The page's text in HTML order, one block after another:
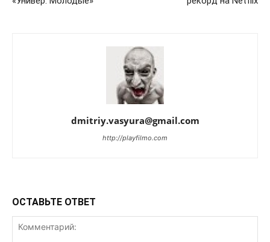
dmitriy.vasyura@gmail.com
http://playfilmo.com
ОСТАВЬТЕ ОТВЕТ